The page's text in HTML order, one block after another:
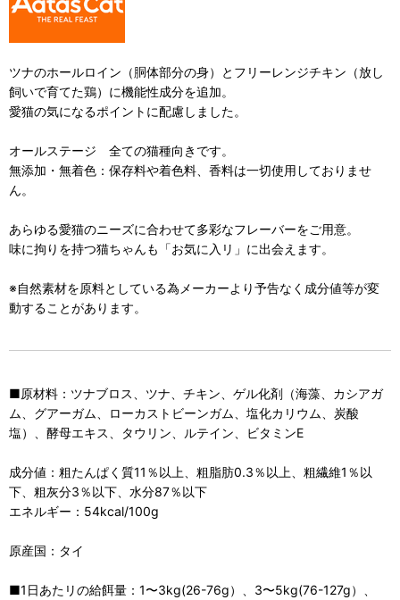
ツナのホールロイン（胴体部分の身）とフリーレンジチキン（放し
飼いで育てた鶏）に機能性成分を追加。
愛猫の気になるポイントに配慮しました。
オールステージ 全ての猫種向きです。
無添加・無着色：保存料や着色料、香料は一切使用しておりませ
ん。
あらゆる愛猫のニーズに合わせて多彩なフレーバーをご用意。
味に拘りを持つ猫ちゃんも「お気に入リ」に出会えます。
※自然素材を原料としている為メーカーより予告なく成分値等が変
動することがあります。
■原材料：ツナブロス、ツナ、チキン、ゲル化剤（海藻、カシアガ
ム、グアーガム、ローカストビーンガム、塩化カリウム、炭酸
塩）、酵母エキス、タウリン、ルテイン、ビタミンE
成分値：粗たんぱく質11％以上、粗脂肪0.3％以上、粗繊維1％以
下、粗灰分3％以下、水分87％以下
エネルギー：54kcal/100g
原産国：タイ
■1日あたリの給餌量：1〜3kg(26-76g）、3〜5kg(76-127g）、